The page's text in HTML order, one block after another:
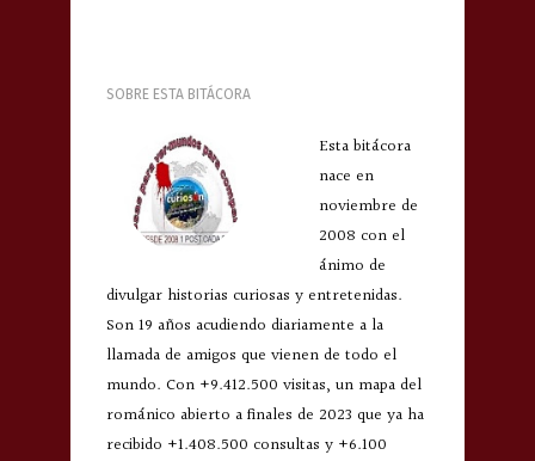
SOBRE ESTA BITÁCORA
Esta bitácora
nace en
noviembre de
2008 con el
ánimo de
divulgar historias curiosas y entretenidas.
Son 19 años acudiendo diariamente a la
llamada de amigos que vienen de todo el
mundo. Con +9.412.500 visitas, un mapa del
románico abierto a finales de 2023 que ya ha
recibido +1.408.500 consultas y +6.100